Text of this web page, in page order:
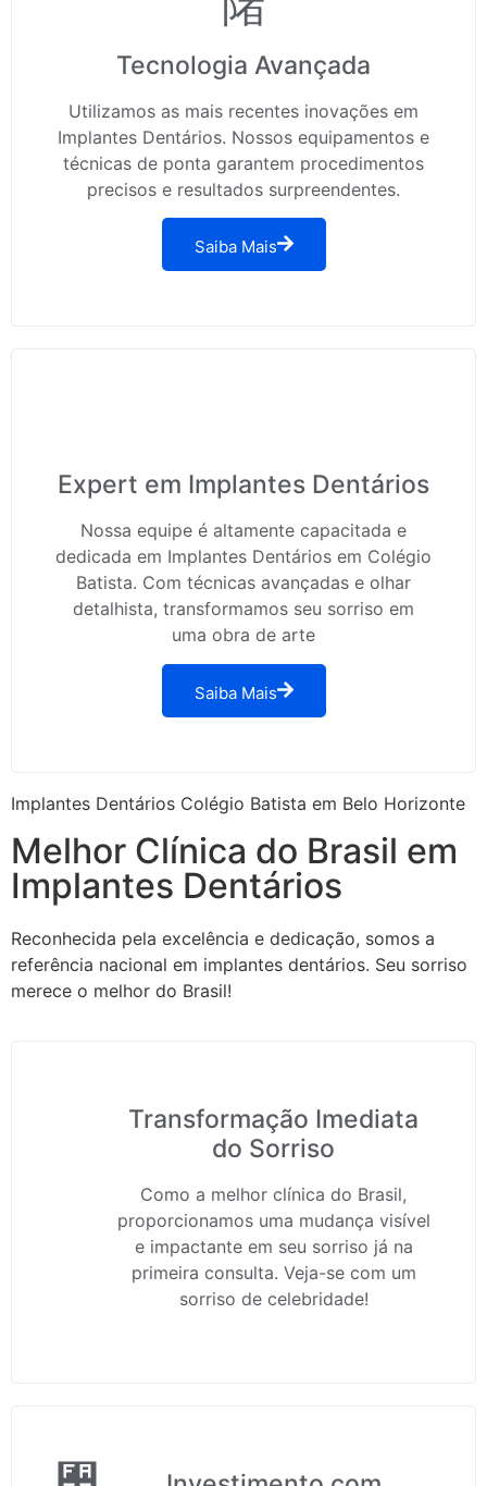
Tecnologia Avançada
Utilizamos as mais recentes inovações em
Implantes Dentários. Nossos equipamentos e
técnicas de ponta garantem procedimentos
precisos e resultados surpreendentes.
Saiba Mais
Expert em Implantes Dentários
Nossa equipe é altamente capacitada e
dedicada em Implantes Dentários em Colégio
Batista. Com técnicas avançadas e olhar
detalhista, transformamos seu sorriso em
uma obra de arte
Saiba Mais
Implantes Dentários Colégio Batista em Belo Horizonte
Melhor Clínica do Brasil em
Implantes Dentários
Reconhecida pela excelência e dedicação, somos a
referência nacional em implantes dentários. Seu sorriso
merece o melhor do Brasil!
Transformação Imediata
do Sorriso
Como a melhor clínica do Brasil,
proporcionamos uma mudança visível
e impactante em seu sorriso já na
primeira consulta. Veja-se com um
sorriso de celebridade!